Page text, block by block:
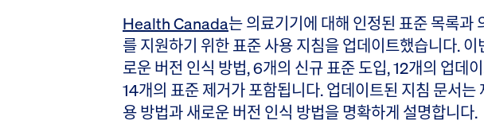
Health Canada는 의료기기에 대해 인정된 표준 목록과
를 지원하기 위한 표준 사용 지침을 업데이트했습니다. 이
로운 버전 인식 방법, 6개의 신규 표준 도입, 12개의 업데
14개의 표준 제거가 포함됩니다. 업데이트된 지침 문서는
용 방법과 새로운 버전 인식 방법을 명확하게 설명합니다.